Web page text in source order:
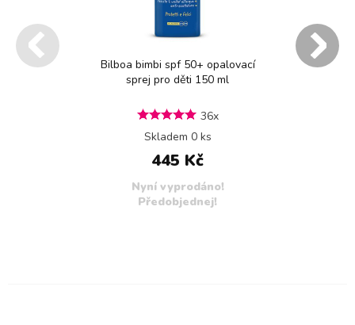
Bilboa bimbi spf 50+ opalovací
sprej pro děti 150 ml
36x
Skladem 0 ks
445 Kč
Nyní vyprodáno!
Předobjednej!